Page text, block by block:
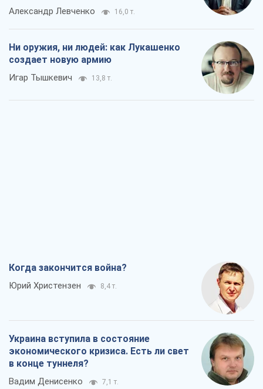
Александр Левченко 16,0 т.
Ни оружия, ни людей: как Лукашенко
создает новую армию
Игар Тышкевич 13,8 т.
Когда закончится война?
Юрий Христензен 8,4 т.
Украина вступила в состояние
экономического кризиса. Есть ли свет
в конце туннеля?
Вадим Денисенко 7,1 т.